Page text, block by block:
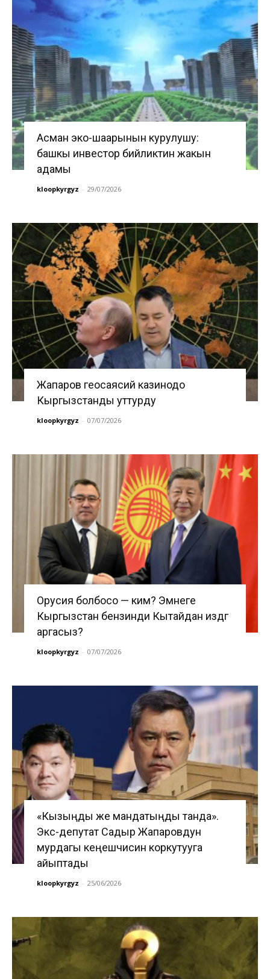
Асман эко-шаарынын курулушу:
башкы инвестор бийликтин жакын
адамы
kloopkyrgyz - 29/07/2026
Жапаров геосаясий казинодо
Кыргызстанды уттурду
kloopkyrgyz - 07/07/2026
Орусия болбосо — ким? Эмнеге
Кыргызстан бензинди Кытайдан издөөгө
аргасыз?
kloopkyrgyz - 07/07/2026
«Кызыңды же мандатыңды танда».
Экс-депутат Садыр Жапаровдун
мурдагы кеңешчисин коркутууга
айыптады
kloopkyrgyz - 25/06/2026